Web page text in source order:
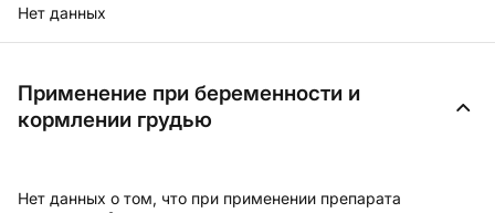
Нет данных
Применение при беременности и
кормлении грудью
Нет данных о том, что при применении препарата